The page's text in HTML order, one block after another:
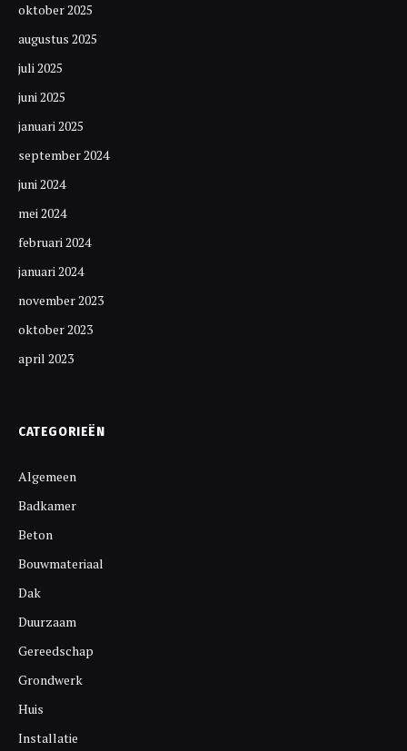
oktober 2025
augustus 2025
juli 2025
juni 2025
januari 2025
september 2024
juni 2024
mei 2024
februari 2024
januari 2024
november 2023
oktober 2023
april 2023
CATEGORIEËN
Algemeen
Badkamer
Beton
Bouwmateriaal
Dak
Duurzaam
Gereedschap
Grondwerk
Huis
Installatie